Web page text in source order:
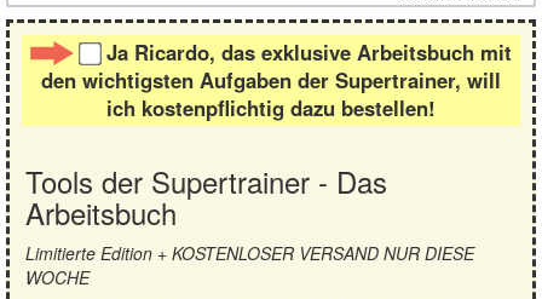
Ja Ricardo, das exklusive Arbeitsbuch mit
den wichtigsten Aufgaben der Supertrainer, will
ich kostenpflichtig dazu bestellen!
Tools der Supertrainer - Das
Arbeitsbuch
Limitierte Edition + KOSTENLOSER VERSAND NUR DIESE
WOCHE